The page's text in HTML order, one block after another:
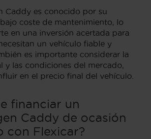
Caddy es conocido por su
coste de mantenimiento, lo
en una inversión acertada para
un vehículo fiable y
es importante considerar la
y las condiciones del mercado,
en el precio final del vehículo.
financiar un
Caddy de ocasión
con Flexicar?